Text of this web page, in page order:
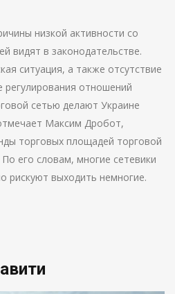
низкой активности со
видят в законодательстве.
ситуация, а также отсутствие
регулирования отношений
сетью делают Украине
Максим Дробот,
торговых площадей торговой
его словам, многие сетевики
рискуют выходить немногие.